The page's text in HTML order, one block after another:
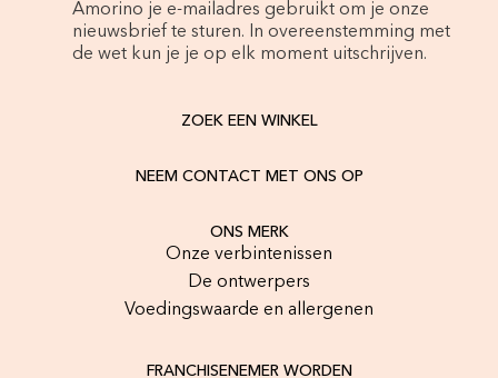
Amorino je e-mailadres gebruikt om je onze
nieuwsbrief te sturen. In overeenstemming met
de wet kun je je op elk moment uitschrijven.
ZOEK EEN WINKEL
NEEM CONTACT MET ONS OP
ONS MERK
Onze verbintenissen
De ontwerpers
Voedingswaarde en allergenen
FRANCHISENEMER WORDEN